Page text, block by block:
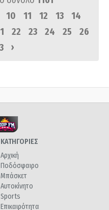
10 11 12 13
14
22 23 24 25
26
›
ΚΑΤΗΓΟΡΙΕΣ
Αρχική
Ποδόσφαιρο
Μπάσκετ
Αυτοκίνητο
Sports
Επικαιρότητα